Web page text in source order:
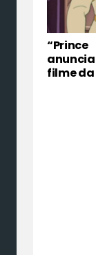
filme da